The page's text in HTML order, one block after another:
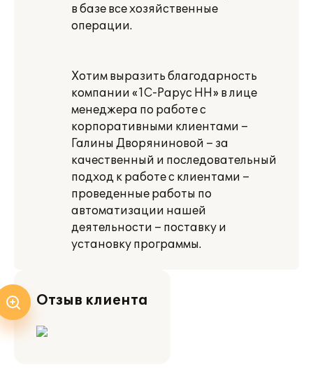
в базе все хозяйственные
операции.
Хотим выразить благодарность
компании «1С-Рарус НН» в лице
менеджера по работе с
корпоративными клиентами –
Галины Дворяниновой – за
качественный и последовательный
подход к работе с клиентами –
проведенные работы по
автоматизации нашей
деятельности – поставку и
установку программы.
Отзыв клиента